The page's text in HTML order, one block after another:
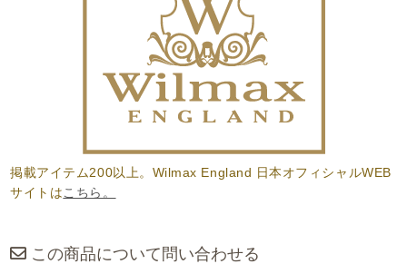
掲載アイテム200以上。Wilmax England 日本オフィシャルWEB
サイトは こちら。
この商品について問い合わせる